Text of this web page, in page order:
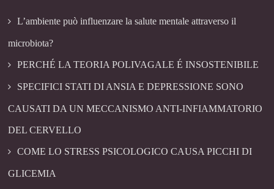
L’ambiente può influenzare la salute mentale attraverso il
microbiota?
PERCHÉ LA TEORIA POLIVAGALE É INSOSTENIBILE
SPECIFICI STATI DI ANSIA E DEPRESSIONE SONO
CAUSATI DA UN MECCANISMO ANTI-INFIAMMATORIO
DEL CERVELLO
COME LO STRESS PSICOLOGICO CAUSA PICCHI DI
GLICEMIA